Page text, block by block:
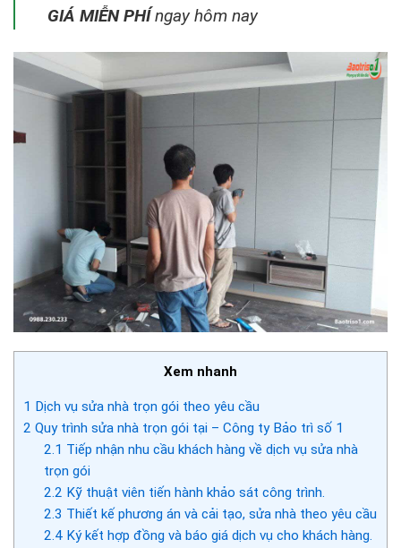
GIÁ MIỄN PHÍngay hôm nay
Xem nhanh
1 Dịch vụ sửa nhà trọn gói theo yêu cầu
2 Quy trình sửa nhà trọn gói tại – Công ty Bảo trì số 1
2.1 Tiếp nhận nhu cầu khách hàng về dịch vụ sửa nhà
trọn gói
2.2 Kỹ thuật viên tiến hành khảo sát công trình.
2.3 Thiết kế phương án và cải tạo, sửa nhà theo yêu cầu
2.4Ký kết hợp đồng và báo giá dịch vụ cho khách hàng.